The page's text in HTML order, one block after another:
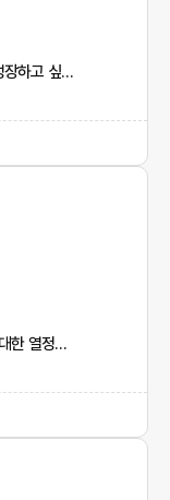
꼼꼼함과 책임감을 갖춘 네일아티스트로 함께 성장하고 싶습니다!
안녕하세요. 이연서입니다. 적응 빠르고 네일에 대한 열정이 많습니다.